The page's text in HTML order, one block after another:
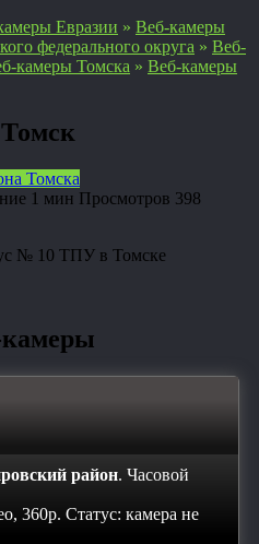
Евразии » Веб-камеры
федерального округа » Веб-
камеры Томска » Веб-камеры
Томска
1 мин Просмотров 398
№ 10 ТПУ в Томске
камеры
район. Часовой
360p. Статус: камера не